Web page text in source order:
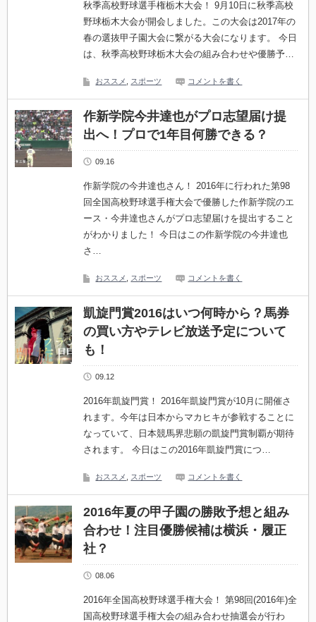
秋季高校野球選手権栃木大会！ 9月10日に秋季高校
野球栃木大会が開会しました。この大会は2017年の
春の選抜甲子園大会に繋がる大会になります。 今日
は、秋季高校野球栃木大会の組み合わせや優勝予…
おススメ スポーツ コメントを書く
作新学院今井達也がプロ志望届け提
出へ！プロで1年目何勝できる？
09.16
作新学院の今井達也さん！ 2016年に行われた第98
回全国高校野球選手権大会で優勝した作新学院のエ
ース・今井達也さんがプロ志望届けを提出すること
がわかりました！ 今日はこの作新学院の今井達也
さ…
おススメ スポーツ コメントを書く
凱旋門賞2016はいつ何時から？馬券
の買い方やテレビ放送予定について
も！
09.12
2016年凱旋門賞！ 2016年凱旋門賞が10月に開催さ
れます。今年は日本からマカヒキが参戦することに
なっていて、日本競馬界悲願の凱旋門賞制覇が期待
されます。 今日はこの2016年凱旋門賞につ…
おススメ スポーツ コメントを書く
2016年夏の甲子園の勝敗予想と組み
合わせ！注目優勝候補は横浜・履正
社？
08.06
2016年全国高校野球選手権大会！ 第98回(2016年)全
国高校野球選手権大会の組み合わせ抽選会が行わ